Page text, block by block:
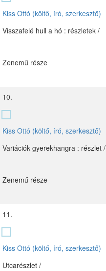
Kiss Ottó (költő, író, szerkesztő)
Visszafelé hull a hó : részletek /
Zenemű része
10.
Kiss Ottó (költő, író, szerkesztő)
Variációk gyerekhangra : részlet /
Zenemű része
11.
Kiss Ottó (költő, író, szerkesztő)
Utcarészlet /